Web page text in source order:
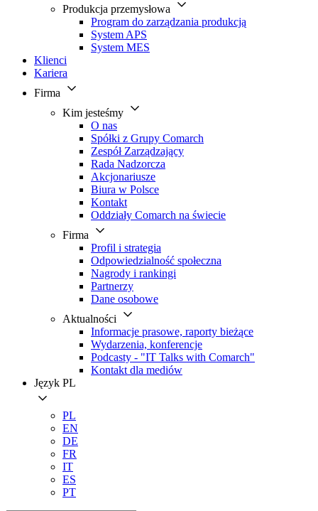
Produkcja przemysłowa
Program do zarządzania produkcją
System APS
System MES
Klienci
Kariera
Firma
Kim jesteśmy
O nas
Spółki z Grupy Comarch
Zespół Zarządzający
Rada Nadzorcza
Akcjonariusze
Biura w Polsce
Kontakt
Oddziały Comarch na świecie
Firma
Profil i strategia
Odpowiedzialność społeczna
Nagrody i rankingi
Partnerzy
Dane osobowe
Aktualności
Informacje prasowe, raporty bieżące
Wydarzenia, konferencje
Podcasty - "IT Talks with Comarch"
Kontakt dla mediów
Język PL
PL
EN
DE
FR
IT
ES
PT